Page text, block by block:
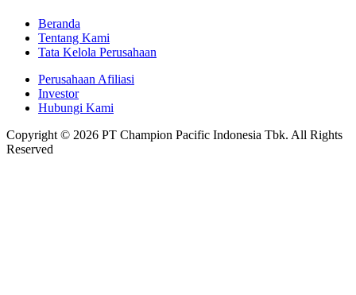
Beranda
Tentang Kami
Tata Kelola Perusahaan
Perusahaan Afiliasi
Investor
Hubungi Kami
Copyright © 2026 PT Champion Pacific Indonesia Tbk. All Rights
Reserved